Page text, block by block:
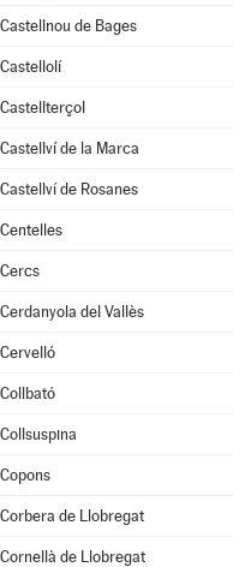
Castellnou de Bages
Castellolí
Castellterçol
Castellví de la Marca
Castellví de Rosanes
Centelles
Cercs
Cerdanyola del Vallès
Cervelló
Collbató
Collsuspina
Copons
Corbera de Llobregat
Cornellà de Llobregat